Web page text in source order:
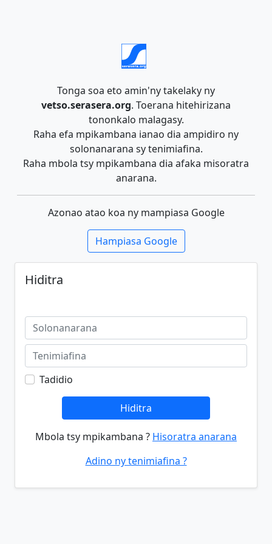
Tonga soa eto amin'ny takelaky ny
vetso.serasera.org. Toerana hitehirizana
tononkalo malagasy.
Raha efa mpikambana ianao dia ampidiro ny
solonanarana sy tenimiafina.
Raha mbola tsy mpikambana dia afaka misoratra
anarana.
Azonao atao koa ny mampiasa Google
Hampiasa Google
Hiditra
Tadidio
Hiditra
Mbola tsy mpikambana ? Hisoratra anarana
Adino ny tenimiafina ?